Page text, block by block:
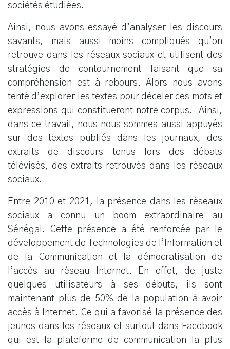
sociétés étudiées.
Ainsi, nous avons essayé d’analyser les discours
savants, mais aussi moins compliqués qu’on
retrouve dans les réseaux sociaux et utilisent des
stratégies de contournement faisant que sa
compréhension est à rebours. Alors nous avons
tenté d’explorer les textes pour déceler ces mots et
expressions qui constitueront notre corpus. Ainsi,
dans ce travail, nous nous sommes aussi appuyés
sur des textes publiés dans les journaux, des
extraits de discours tenus lors des débats
télévisés, des extraits retrouvés dans les réseaux
sociaux.
Entre 2010 et 2021, la présence dans les réseaux
sociaux a connu un boom extraordinaire au
Sénégal. Cette présence a été renforcée par le
développement de Technologies de l’Information et
de la Communication et la démocratisation de
l’accès au réseau Internet. En effet, de juste
quelques utilisateurs à ses débuts, ils sont
maintenant plus de 50% de la population à avoir
accès à Internet. Ce qui a favorisé la présence des
jeunes dans les réseaux et surtout dans Facebook
qui est la plateforme de communication la plus